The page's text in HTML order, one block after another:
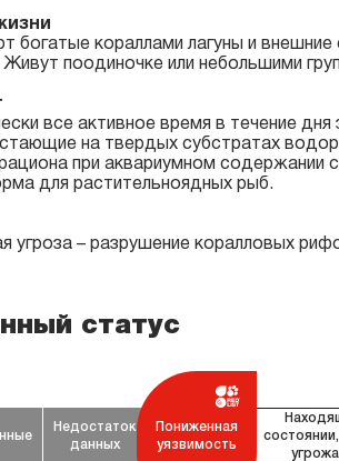
богатые кораллами лагуны и
поодиночке или небольшими
все активное время в течение
на твердых субстратах
при аквариумном содержании
для растительноядных рыб.
угроза – разрушение коралловых
статус
Недостаток
данных
Пониженная
уязвимость